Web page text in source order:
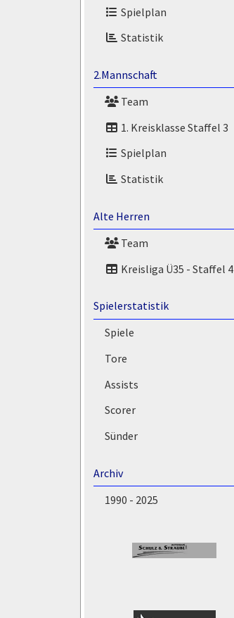
Spielplan
Statistik
2.Mannschaft
Team
1. Kreisklasse Staffel 3
Spielplan
Statistik
Alte Herren
Team
Kreisliga Ü35 - Staffel 4
Spielerstatistik
Spiele
Tore
Assists
Scorer
Sünder
Archiv
1990 - 2025